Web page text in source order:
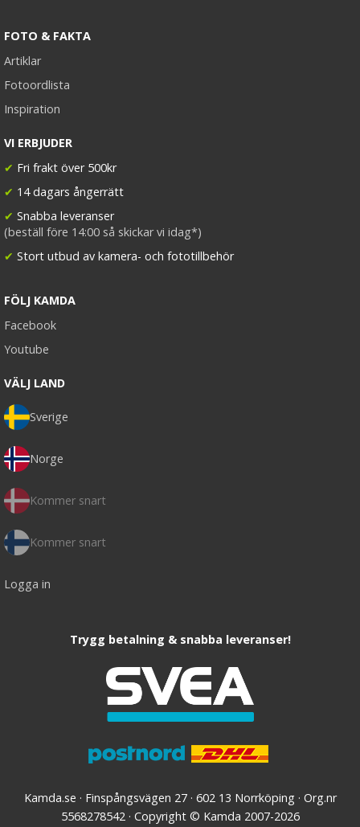
FOTO & FAKTA
Artiklar
Fotoordlista
Inspiration
VI ERBJUDER
✔ Fri frakt över 500kr
✔ 14 dagars ångerrätt
✔ Snabba leveranser
(beställ före 14:00 så skickar vi idag*)
✔ Stort utbud av kamera- och fototillbehör
FÖLJ KAMDA
Facebook
Youtube
VÄLJ LAND
Sverige
Norge
Kommer snart
Kommer snart
Logga in
Trygg betalning & snabba leveranser!
Kamda.se · Finspångsvägen 27 · 602 13 Norrköping · Org.nr
5568278542 · Copyright © Kamda 2007-2026